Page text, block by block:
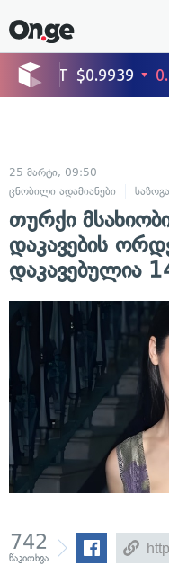
25 მარტი, 09:50
ცნობილი ადამიანები
თურქი
დაკავების
დაკავებულია
742
წაკითხვა